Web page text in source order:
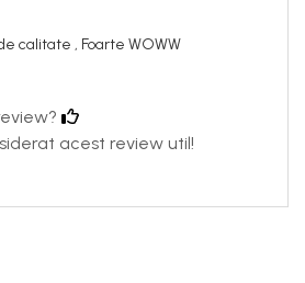
calitate , Foarte WOWW
acest review util!